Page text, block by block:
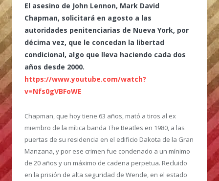
El asesino de John Lennon, Mark David
Chapman, solicitará en agosto a las
autoridades penitenciarias de Nueva York, por
décima vez, que le concedan la libertad
condicional, algo que lleva haciendo cada dos
años desde 2000.
https://www.youtube.com/watch?
v=Nfs0gVBFoWE
Chapman, que hoy tiene 63 años, mató a tiros al ex
miembro de la mítica banda The Beatles en 1980, a las
puertas de su residencia en el edificio Dakota de la Gran
Manzana, y por ese crimen fue condenado a un mínimo
de 20 años y un máximo de cadena perpetua. Recluido
en la prisión de alta seguridad de Wende, en el estado